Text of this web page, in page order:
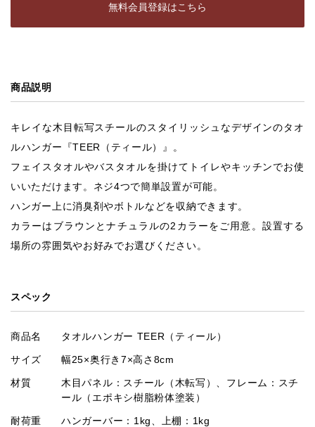
無料会員登録はこちら
商品説明
キレイな木目転写スチールのスタイリッシュなデザインのタオ
ルハンガー『TEER（ティール）』。
フェイスタオルやバスタオルを掛けてトイレやキッチンでお使
いいただけます。ネジ4つで簡単設置が可能。
ハンガー上に消臭剤やボトルなどを収納できます。
カラーはブラウンとナチュラルの2カラーをご用意。設置する
場所の雰囲気やお好みでお選びください。
スペック
商品名 タオルハンガー TEER（ティール）
サイズ 幅25×奥行き7×高さ8cm
材質
木目パネル：スチール（木転写）、フレーム：スチ
ール（エポキシ樹脂粉体塗装）
耐荷重 ハンガーバー：1kg、上棚：1kg